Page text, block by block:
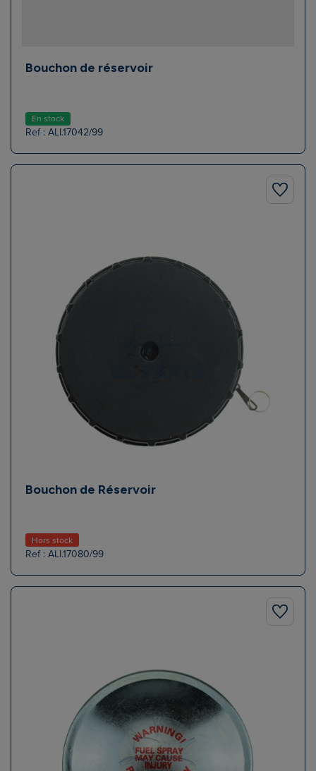
Bouchon de réservoir
En stock
Ref : ALI.17042/99
Bouchon de Réservoir
Hors stock
Ref : ALI.17080/99